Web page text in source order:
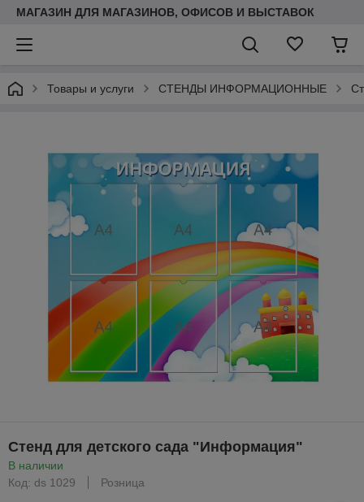
МАГАЗИН ДЛЯ МАГАЗИНОВ, ОФИСОВ И ВЫСТАВОК
Товары и услуги СТЕНДЫ ИНФОРМАЦИОННЫЕ
Стенд для детского сада "Информация"
В наличии
Код: ds 1029
Розница